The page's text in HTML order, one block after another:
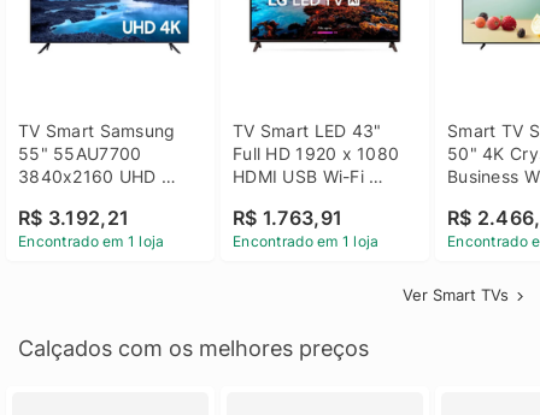
TV Smart Samsung
55" 55AU7700
3840x2160 UHD
Bluetooth
R$ 3.192,21
Encontrado em 1 loja
TV Smart LED 43"
Full HD 1920 x 1080
HDMI USB Wi-Fi
43LM631C0SB LG
R$ 1.763,91
Encontrado em 1 loja
Smart TV
50" 4K
Business
R$
Encontrado
Ver Smart TVs
Calçados com os melhores preços